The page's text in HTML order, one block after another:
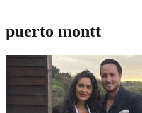
puerto montt